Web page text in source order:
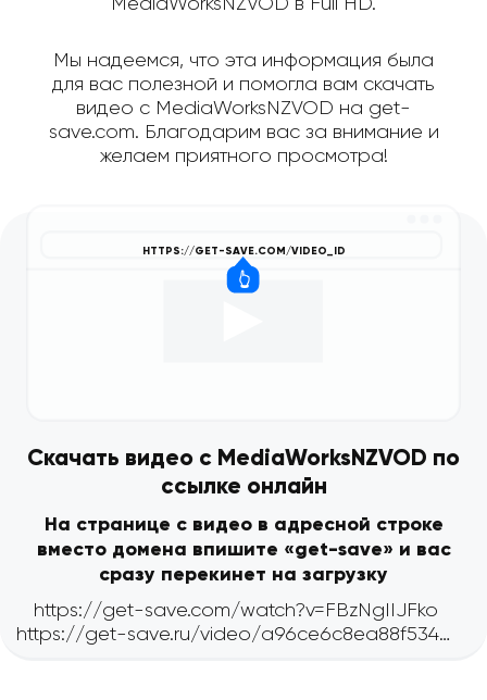
MediaWorksNZVOD в Full HD.
Мы надеемся, что эта информация была
для вас полезной и помогла вам скачать
видео с MediaWorksNZVOD на get-
save.com. Благодарим вас за внимание и
желаем приятного просмотра!
Скачать видео с MediaWorksNZVOD по
ссылке онлайн
На странице с видео в адресной строке
вместо домена впишите «get-save» и вас
сразу перекинет на загрузку